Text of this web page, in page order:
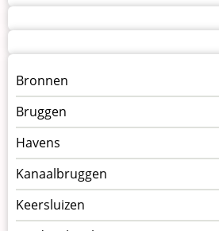
Menu
kunstwerken
op
kunstwerkpagina
Bronnen
Bruggen
Havens
Kanaalbruggen
Keersluizen